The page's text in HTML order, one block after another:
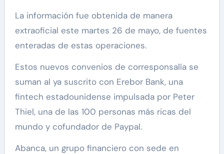
La información fue obtenida de manera
extraoficial este martes 26 de mayo, de fuentes
enteradas de estas operaciones.
Estos nuevos convenios de corresponsalía se
suman al ya suscrito con Erebor Bank, una
fintech estadounidense impulsada por Peter
Thiel, una de las 100 personas más ricas del
mundo y cofundador de Paypal.
Abanca, un grupo financiero con sede en